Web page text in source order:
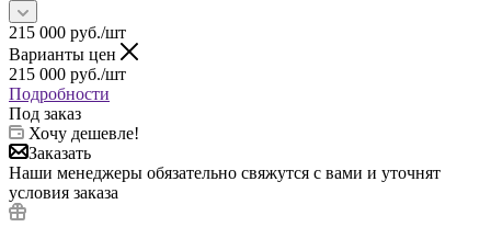
215 000 руб./шт
Варианты цен
215 000 руб./шт
Подробности
Под заказ
Хочу дешевле!
Заказать
Наши менеджеры обязательно свяжутся с вами и уточнят
условия заказа